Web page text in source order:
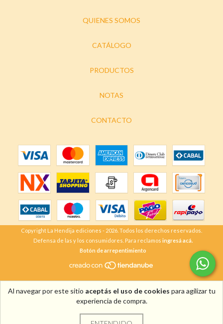
Al navegar por este sitio aceptás el uso de cookies para agilizar tu
experiencia de compra.
QUIENES SOMOS
CATÁLOGO
PRODUCTOS
NOTAS
CONTACTO
Copyright La Hendija ediciones - 2026. Todos los derechos reservados.
Defensa de las y los consumidores. Para reclamos ingresá acá.
Botón de arrepentimiento